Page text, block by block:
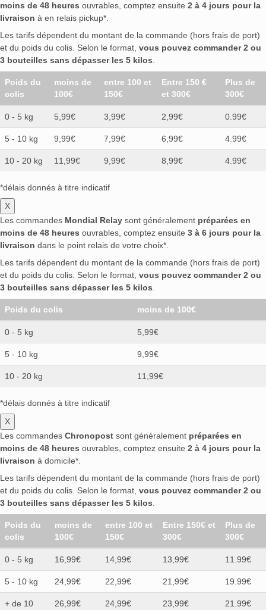
moins de 48 heures ouvrables, comptez ensuite 2 à 4 jours pour la
livraison à en relais pickup*.
Les tarifs dépendent du montant de la commande (hors frais de port)
et du poids du colis. Selon le format, vous pouvez commander 2 ou
3 bouteilles sans dépasser les 5 kilos
Poids du
colis
moins de
100€
entre 100 et
150€
Entre 150 €
et 300€
Plus de
300€
0 - 5 kg 5,99€ 3,99€ 2,99€ 0.99€
5 - 10 kg 9,99€ 7,99€ 6,99€ 4.99€
10 - 20 kg 11,99€ 9,99€ 8,99€ 4.99€
*délais donnés à titre indicatif
X
Les commandes Mondial Relay sont généralement préparées en
moins de 48 heures ouvrables, comptez ensuite 3 à 6 jours pour la
livraison dans le point relais de votre choix*.
Les tarifs dépendent du montant de la commande (hors frais de port)
et du poids du colis. Selon le format, vous pouvez commander 2 ou
3 bouteilles sans dépasser les 5 kilos
Poids du colis moins de 100€
0 - 5 kg 5,99€
5 - 10 kg 9,99€
10 - 20 kg 11,99€
*délais donnés à titre indicatif
X
Les commandes Chronopost sont généralement préparées en
moins de 48 heures ouvrables, comptez ensuite 2 à 4 jours pour la
livraison à domicile*.
Les tarifs dépendent du montant de la commande (hors frais de port)
et du poids du colis. Selon le format, vous pouvez commander 2 ou
3 bouteilles sans dépasser les 5 kilos
Poids du
colis
moins de
100€
entre 100 et
150€
Entre 150€ et
300€
Plus de
300€
0 - 5 kg 16,99€ 14,99€ 13,99€ 11.99€
5 - 10 kg 24,99€ 22,99€ 21,99€ 19.99€
+ de 10
26,99€ 24,99€ 23,99€ 21.99€